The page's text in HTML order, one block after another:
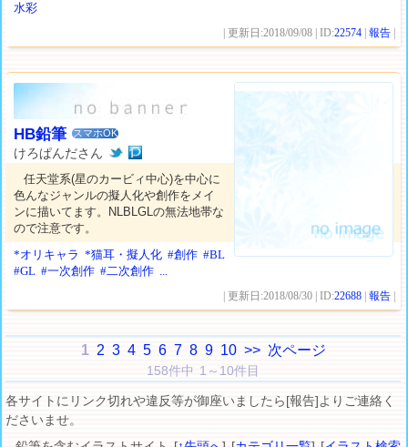
水彩
| 更新日:2018/09/08 | ID:22574 |報告
HB鉛筆 スマホOK
けろぱんださん
任天堂系(星のカービィ中心)を中心に
色んなジャンルの擬人化や創作をメイ
ンに描いてます。NLBLGLの無法地帯な
ので注意です。
*オリキャラ *猫耳・擬人化 #創作 #BL
#GL #一次創作 #二次創作 ...
| 更新日:2018/08/30 | ID:22688 |報告
1 2 3 4 5 6 7 8 9 10 >> 次ページ
158件中 1～10件目
各サイトにリンク切れや違反等が御座いましたら[報告]よりご連絡く
ださいませ。